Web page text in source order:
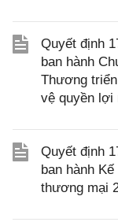
Quyết định
ban hành
Thương
vệ quyền lợi
Quyết định
ban hành
thương mại